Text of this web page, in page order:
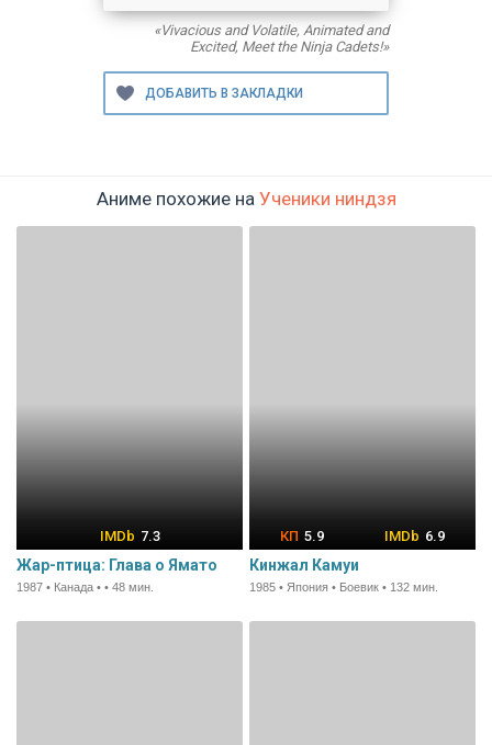
«Vivacious and Volatile, Animated and
Excited, Meet the Ninja Cadets!»
Аниме похожие на Ученики ниндзя
7.3
Жар-птица: Глава о Ямато
1987 • Канада • • 48 мин.
5.9 6.9
Кинжал Камуи
1985 • Япония • Боевик • 132 мин.